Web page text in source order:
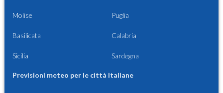
Molise Puglia
Basilicata Calabria
Sicilia Sardegna
Previsioni meteo per le città italiane